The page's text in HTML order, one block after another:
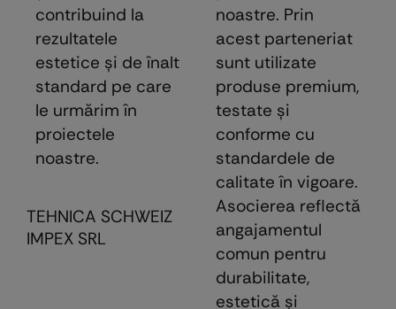
contribuind la
rezultatele
estetice și de înalt
standard pe care
le urmărim în
proiectele
noastre.
TEHNICA SCHWEIZ
IMPEX SRL
noastre. Prin
acest parteneriat
sunt utilizate
produse premium,
testate şi
conforme cu
standardele de
calitate în vigoare.
Asocierea reflectă
angajamentul
comun pentru
durabilitate,
estetică şi